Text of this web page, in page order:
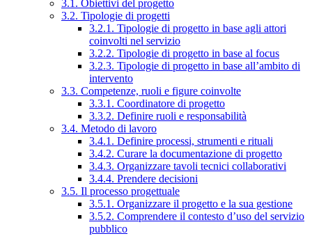
3.1. Obiettivi del progetto
3.2. Tipologie di progetti
3.2.1. Tipologie di progetto in base agli attori
coinvolti nel servizio
3.2.2. Tipologie di progetto in base al focus
3.2.3. Tipologie di progetto in base all’ambito di
intervento
3.3. Competenze, ruoli e figure coinvolte
3.3.1. Coordinatore di progetto
3.3.2. Definire ruoli e responsabilità
3.4. Metodo di lavoro
3.4.1. Definire processi, strumenti e rituali
3.4.2. Curare la documentazione di progetto
3.4.3. Organizzare tavoli tecnici collaborativi
3.4.4. Prendere decisioni
3.5. Il processo progettuale
3.5.1. Organizzare il progetto e la sua gestione
3.5.2. Comprendere il contesto d’uso del servizio
pubblico